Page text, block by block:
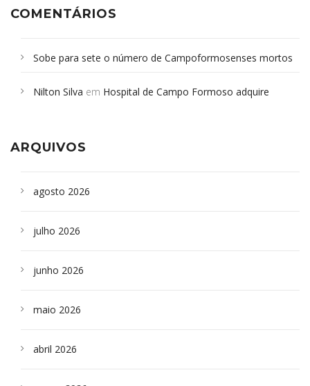
COMENTÁRIOS
Sobe para sete o número de Campoformosenses mortos
Campoformosenses que morreram em desabamentos são
Nilton Silva em Hospital de Campo Formoso adquire
ARQUIVOS
agosto 2026
julho 2026
junho 2026
maio 2026
abril 2026